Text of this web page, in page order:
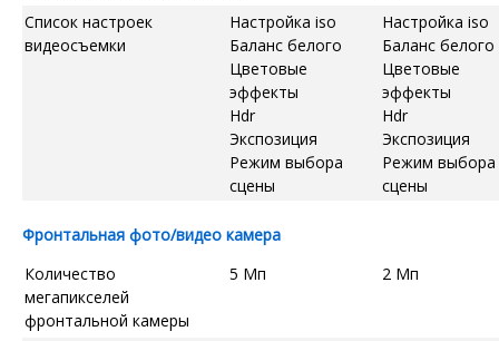
Список настроек
видеосъемки
Настройка iso
Баланс белого
Цветовые
эффекты
Hdr
Экспозиция
Режим выбора
сцены
Настройка iso
Баланс белого
Цветовые
эффекты
Hdr
Экспозиция
Режим выбора
сцены
Фронтальная фото/видео камера
Количество
мегапикселей
фронтальной камеры
5 Мп 2 Мп